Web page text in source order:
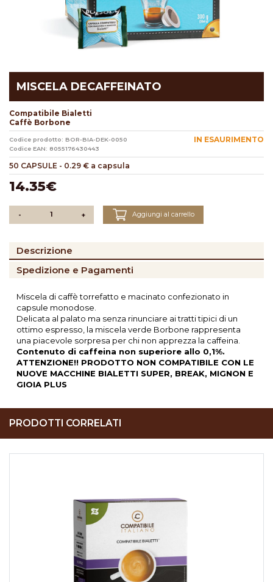
MISCELA DECAFFEINATO
Compatibile Bialetti
Caffè Borbone
Codice prodotto: BOR-BIA-DEK-0050
Codice EAN: 8055176430443
IN ESAURIMENTO
50 CAPSULE - 0.29 € a capsula
14.35€
- + Aggiungi al carrello
Descrizione
Spedizione e Pagamenti
Miscela di caffè torrefatto e macinato confezionato in
capsule monodose.
Delicata al palato ma senza rinunciare ai tratti tipici di un
ottimo espresso, la miscela verde Borbone rappresenta
una piacevole sorpresa per chi non apprezza la caffeina.
Contenuto di caffeina non superiore allo 0,1%.
ATTENZIONE!! PRODOTTO NON COMPATIBILE CON LE
NUOVE MACCHINE BIALETTI SUPER, BREAK, MIGNON E
GIOIA PLUS
PRODOTTI CORRELATI